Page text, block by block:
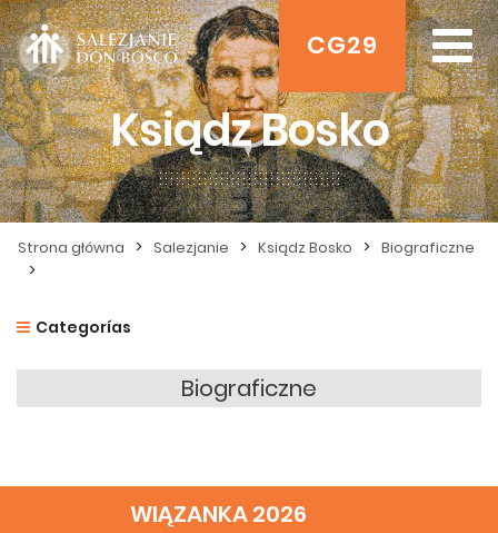
CG29
Ksiądz Bosko
Strona główna > Salezjanie > Ksiądz Bosko > Biograficzne
>
Categorías
Biograficzne
WIĄZANKA 2026